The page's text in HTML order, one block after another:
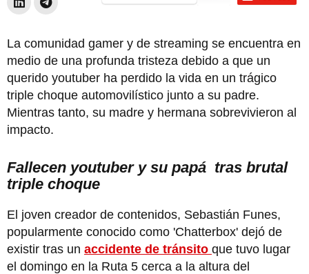
La comunidad gamer y de streaming se encuentra en
medio de una profunda tristeza debido a que un
querido youtuber ha perdido la vida en un trágico
triple choque automovilístico junto a su padre.
Mientras tanto, su madre y hermana sobrevivieron al
impacto.
Fallecen youtuber y su papá tras brutal
triple choque
El joven creador de contenidos, Sebastián Funes,
popularmente conocido como 'Chatterbox' dejó de
existir tras un accidente de tránsito que tuvo lugar
el domingo en la Ruta 5 cerca a la altura del